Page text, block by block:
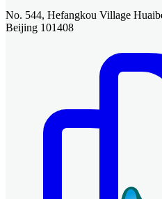
No. 544, Hefangkou Village
Beijing 101408